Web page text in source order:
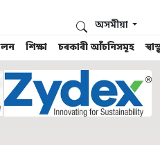
শিক্ষা চৰকাৰী আঁচনিসমূহ
অসমীয়া